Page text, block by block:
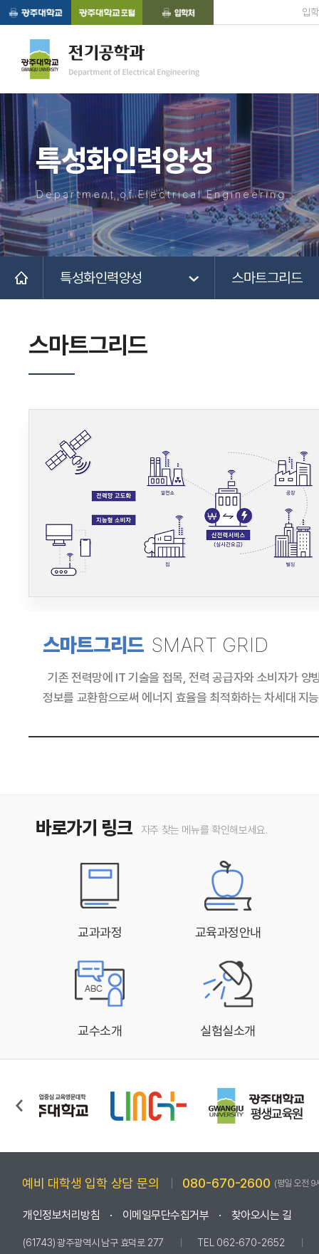
입
특성화인력양성
Department of Electrical Engineering
특성화인력양성 스마트그리드
스마트그리드
스마트그리드 SMART GRID
기존 전력망에 IT 기술을 접목, 전력 공급자와 소비자가 양
정보를 교환함으로써 에너지 효율을 최적화하는 차세대 지
바로가기 링크 자주 찾는 메뉴를 확인해보세요.
교과과정 교육과정안내
교수소개 실험실소개
예비 대학생 입학 상담 문의 080-670-2600 (평일 오전 9
개인정보처리방침 이메일무단수집거부 찾아오시는 길
(61743) 광주광역시 남구 효덕로 277 TEL 062-670-2652